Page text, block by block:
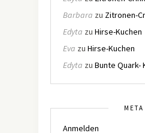
Barbara zu Zitronen-
Edyta zu Hirse-Kuchen
Eva zu Hirse-Kuchen
Edyta zu Bunte Quark-
META
Anmelden